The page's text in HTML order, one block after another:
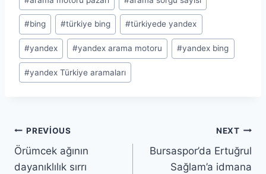
Tags:
#bing #türkiye bing #türkiyede yandex
#yandex #yandex arama motoru #yandex bing
#yandex Türkiye aramaları
Yazı
gezinmesi
PREVIOUS
Örümcek ağının
dayanıklılık sırrı
NEXT
Bursaspor’da Ertuğrul
Sağlam’a idmana